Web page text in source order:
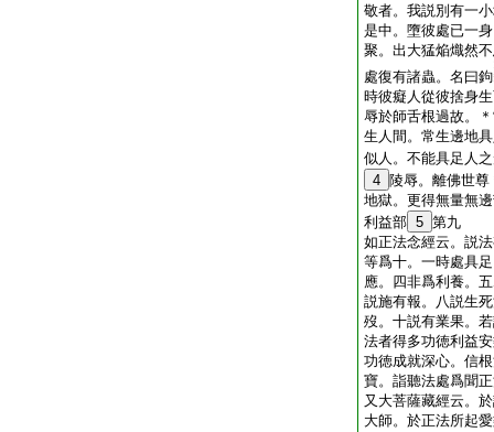
敬者。我説別有一
是中。墮彼處已一
聚。出大猛焔熾然
處復有諸蟲。名曰鉤
時彼癡人從彼捨身
辱於師舌根過故。
生人間。常生邊地
似人。不能具足人
4 陵辱。離佛世
地獄。更得無量無
利益部 5 第九
如正法念經云。説
等爲十。一時處具
應。四非爲利養。
説施有報。八説生
歿。十説有業果。
法者得多功徳利益
功徳成就深心。信
寶。詣聽法處爲聞
又大菩薩藏經云。
大師。於正法所起